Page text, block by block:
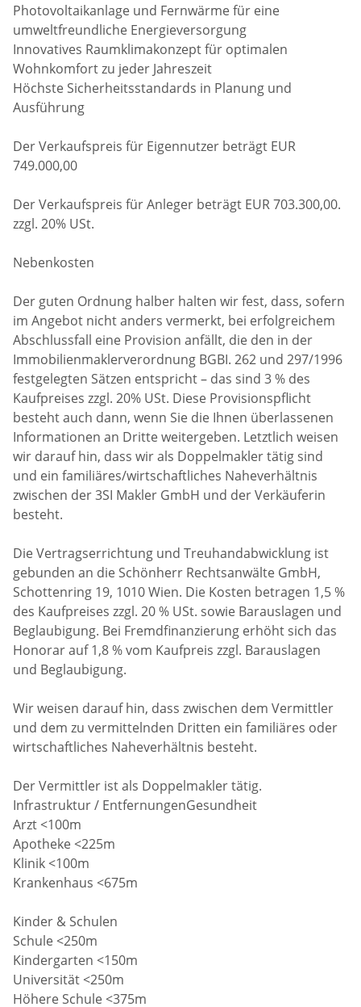
Photovoltaikanlage und Fernwärme für eine
umweltfreundliche Energieversorgung
Innovatives Raumklimakonzept für optimalen
Wohnkomfort zu jeder Jahreszeit
Höchste Sicherheitsstandards in Planung und
Ausführung
Der Verkaufspreis für Eigennutzer beträgt EUR
749.000,00
Der Verkaufspreis für Anleger beträgt EUR 703.300,00.
zzgl. 20% USt.
Nebenkosten
Der guten Ordnung halber halten wir fest, dass, sofern
im Angebot nicht anders vermerkt, bei erfolgreichem
Abschlussfall eine Provision anfällt, die den in der
Immobilienmaklerverordnung BGBI. 262 und 297/1996
festgelegten Sätzen entspricht – das sind 3 % des
Kaufpreises zzgl. 20% USt. Diese Provisionspflicht
besteht auch dann, wenn Sie die Ihnen überlassenen
Informationen an Dritte weitergeben. Letztlich weisen
wir darauf hin, dass wir als Doppelmakler tätig sind
und ein familiäres/wirtschaftliches Naheverhältnis
zwischen der 3SI Makler GmbH und der Verkäuferin
besteht.
Die Vertragserrichtung und Treuhandabwicklung ist
gebunden an die Schönherr Rechtsanwälte GmbH,
Schottenring 19, 1010 Wien. Die Kosten betragen 1,5 %
des Kaufpreises zzgl. 20 % USt. sowie Barauslagen und
Beglaubigung. Bei Fremdfinanzierung erhöht sich das
Honorar auf 1,8 % vom Kaufpreis zzgl. Barauslagen
und Beglaubigung.
Wir weisen darauf hin, dass zwischen dem Vermittler
und dem zu vermittelnden Dritten ein familiäres oder
wirtschaftliches Naheverhältnis besteht.
Der Vermittler ist als Doppelmakler tätig.
Infrastruktur / EntfernungenGesundheit
Arzt <100m
Apotheke <225m
Klinik <100m
Krankenhaus <675m
Kinder & Schulen
Schule <250m
Kindergarten <150m
Universität <250m
Höhere Schule <375m